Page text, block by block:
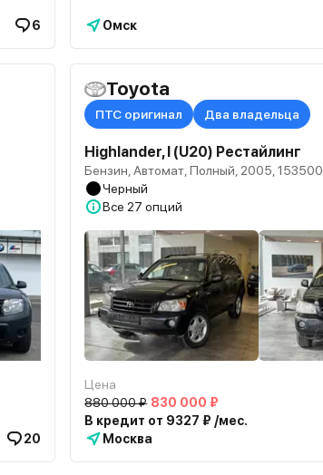
6 Омск
20
Toyota
ПТС оригинал Два владельца
Highlander, I (U20) Рестайлинг
Бензин, Автомат, Полный, 2005, 153500
Черный
Все 27 опций
Цена
880 000 ₽ 830 000 ₽
В кредит от 9327 ₽ /мес.
Москва